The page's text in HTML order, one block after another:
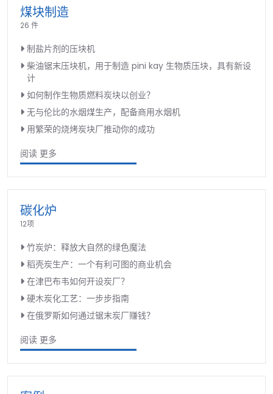
煤块制造
26 件
制盐片剂的压块机
柴油锯末压块机，用于制造 pini kay 生物质压块，具有新设
计
如何制作生物质燃料炭块以创业？
无与伦比的水烟煤生产，配备商用水烟机
用繁荣的烧烤炭块厂推动你的成功
阅读 更多
碳化炉
12项
竹炭炉：释放大自然的绿色魔法
稻壳炭生产：一个有利可图的商业机会
在津巴布韦如何开设炭厂？
硬木炭化工艺：一步步指南
在俄罗斯如何通过锯末炭厂赚钱？
阅读 更多